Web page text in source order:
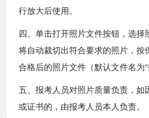
行放大后使用。
四、单击打开照片文件按钮，选
将自动裁切出符合要求的照片，
合格后的照片文件（默认文件名为“
五、报考人员对照片质量负责，
或证书的，由报考人员本人负责。